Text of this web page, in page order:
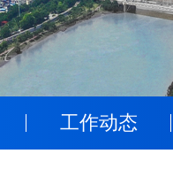
工作动态